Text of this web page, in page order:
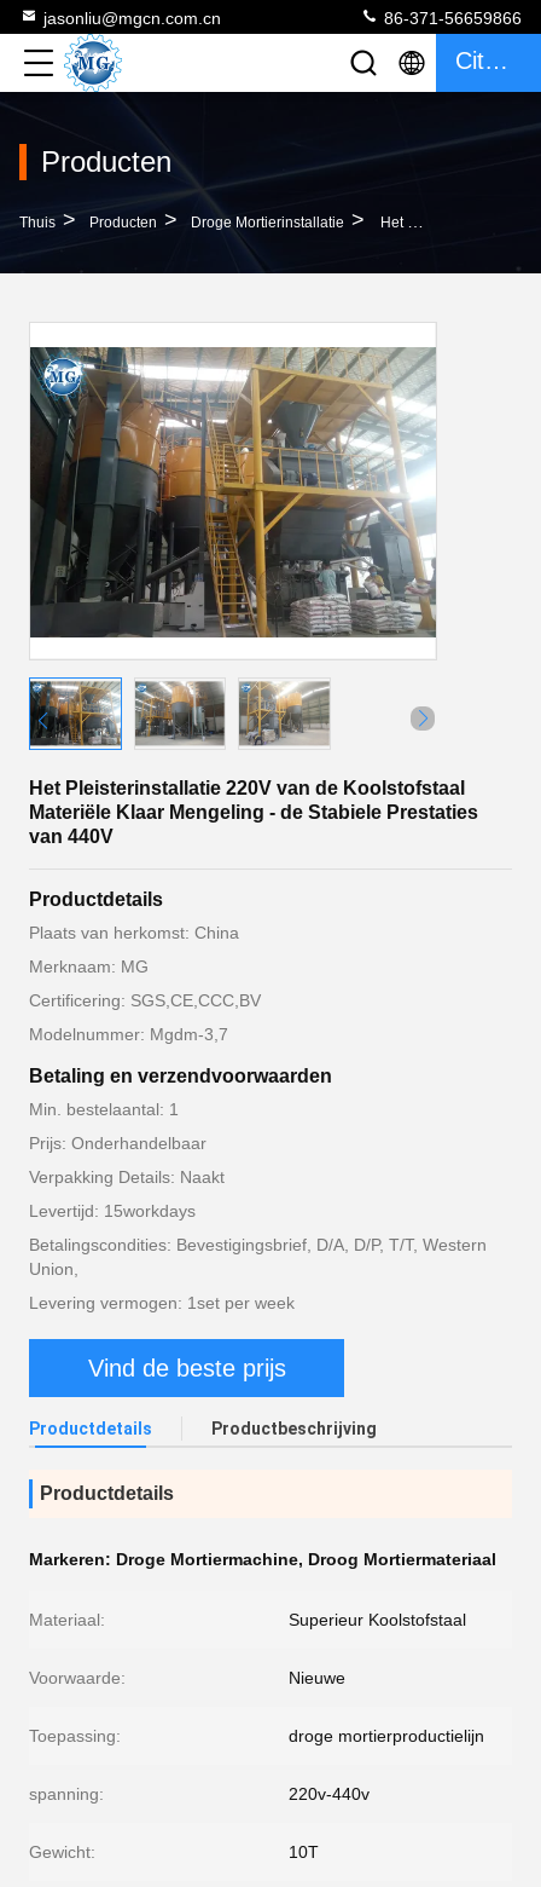
jasonliu@mgcn.com.cn 86-371-56659866
Citaat
Producten
Thuis > Producten > Droge Mortierinstallatie > Het Pleisterinstallatie 220V Van De Koolstofstaal Materiële Klaar Mengeling - De Stabiele Prestaties Van 440V
Het Pleisterinstallatie 220V van de Koolstofstaal
Materiële Klaar Mengeling - de Stabiele Prestaties
van 440V
Productdetails
Plaats van herkomst: China
Merknaam: MG
Certificering: SGS,CE,CCC,BV
Modelnummer: Mgdm-3,7
Betaling en verzendvoorwaarden
Min. bestelaantal: 1
Prijs: Onderhandelbaar
Verpakking Details: Naakt
Levertijd: 15workdays
Betalingscondities: Bevestigingsbrief, D/A, D/P, T/T, Western
Union,
Levering vermogen: 1set per week
Vind de beste prijs
Productdetails Productbeschrijving
Productdetails
Markeren: Droge Mortiermachine, Droog Mortiermateriaal
Materiaal: Superieur Koolstofstaal
Voorwaarde: Nieuwe
Toepassing: droge mortierproductielijn
spanning: 220v-440v
Gewicht: 10T